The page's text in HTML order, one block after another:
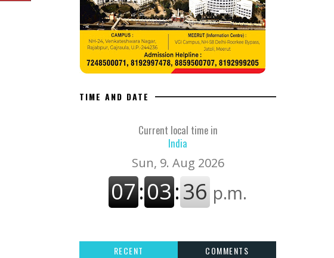
TIME AND DATE
Current local time in
India
RECENT
COMMENTS